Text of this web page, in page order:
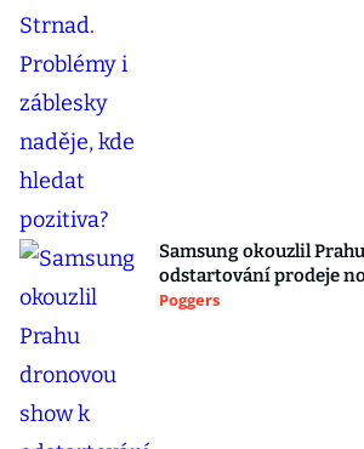
Samsung okouzlil
odstartování prodeje
Poggers